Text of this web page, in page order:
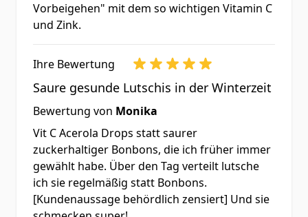
Nahrungsergänzungsmittel
täglich 3 (drei) Pastillen im
Nahrungsergänzungsmittel
sollten nicht als Ersatz für eine
ausgewogene und
abwechslungsreiche Ernährung
und eine gesunde Lebensweise
verwendet werden. Die
Vorbeigehen" mit dem so wichtigen Vitamin C
und Zink.
Ihre Bewertung
Saure gesunde Lutschis in der Winterzeit
Bewertung von Monika
Vit C Acerola Drops statt saurer
zuckerhaltiger Bonbons, die ich früher immer
gewählt habe. Über den Tag verteilt lutsche
ich sie regelmäßig statt Bonbons.
[Kundenaussage behördlich zensiert] Und sie